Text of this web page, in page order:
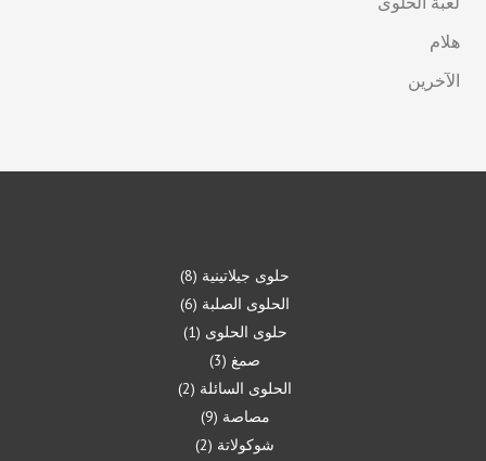
هلام
الآخرين
حلوى جيلاتينية 8
الحلوى الصلبة 6
حلوى الحلوى 1
صمغ 3
الحلوى السائلة 2
مصاصة 9
شوكولاتة 2